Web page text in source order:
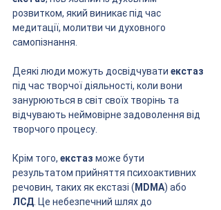
розвитком, який виникає під час
медитації, молитви чи духовного
самопізнання.
Деякі люди можуть досвідчувати екстаз
під час творчої діяльності, коли вони
занурюються в світ своїх творінь та
відчувають неймовірне задоволення від
творчого процесу.
Крім того, екстаз може бути
результатом прийняття психоактивних
речовин, таких як екстазі ( MDMA) або
ЛСД . Це небезпечний шлях до